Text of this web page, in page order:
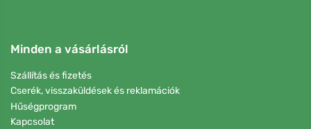
Minden a vásárlásról
Szállítás és fizetés
Cserék, visszaküldések és reklamációk
Hűségprogram
Kapcsolat